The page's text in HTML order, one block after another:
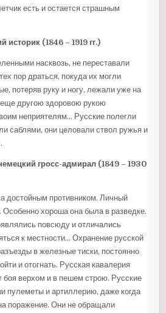
есть и остается страшным
(1846 – 1919 гг.)
насквозь, не переставали
пор драться, покуда их могли
потеряв руку и ногу, лежали уже на
другою здоровою рукою
неприятелям… Русские полегли
саблями, они целовали ствол ружья и
гросс-адмирал (1849 – 1930
достойным противником. Личный
Особенно хороша она была в разведке.
повсюду и отличались
к местности… Охранение русской
в железные тиски, постоянно
и отогнать. Русская кавалерия
боя верхом и в пешем строю. Русские
пулеметы и артиллерию, даже когда
поражение. Они не обращали